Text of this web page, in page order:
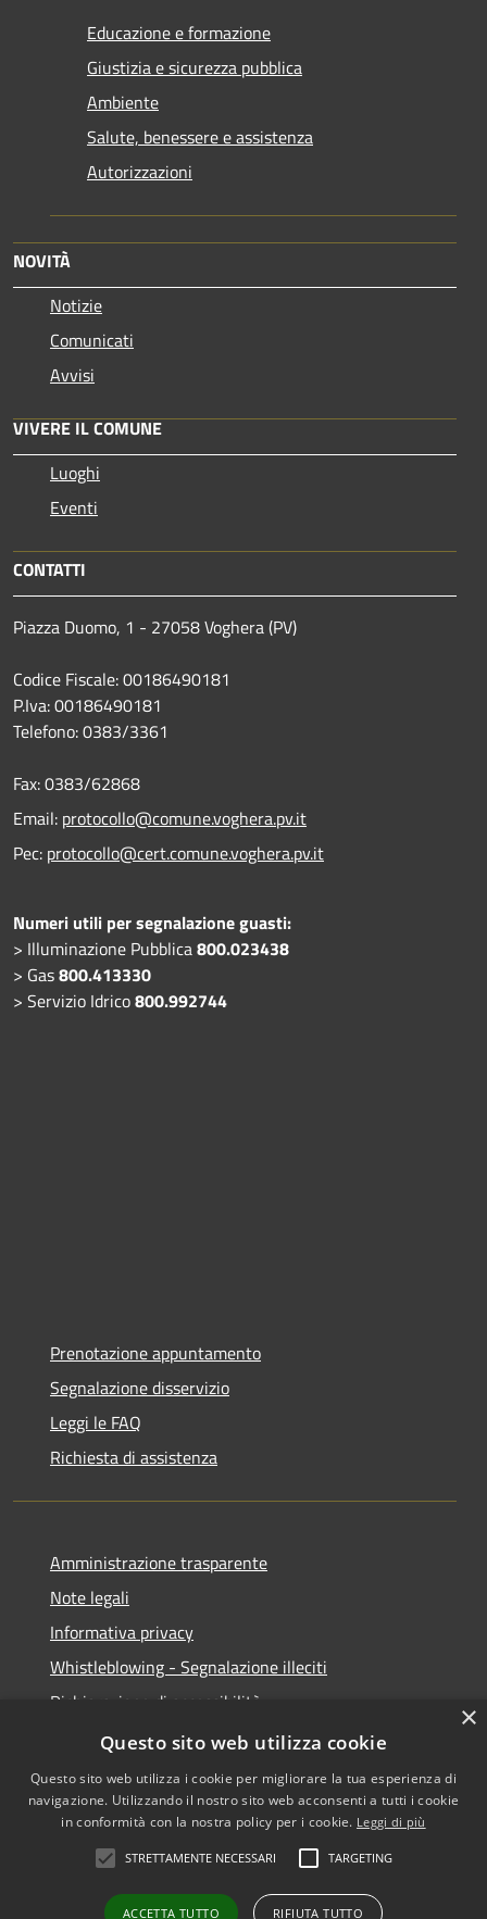
Educazione e formazione
Giustizia e sicurezza pubblica
Ambiente
Salute, benessere e assistenza
Autorizzazioni
NOVITÀ
Notizie
Comunicati
Avvisi
VIVERE IL COMUNE
Luoghi
Eventi
CONTATTI
Piazza Duomo, 1 - 27058 Voghera (PV)
Codice Fiscale: 00186490181
P.Iva: 00186490181
Telefono:0383/3361
Fax:0383/62868
Email: protocollo@comune.voghera.pv.it
Pec: protocollo@cert.comune.voghera.pv.it
Numeri utili per segnalazione guasti:
> Illuminazione Pubblica800.023438
> Gas800.413330
> Servizio Idrico800.992744
Prenotazione appuntamento
Segnalazione disservizio
Leggi le FAQ
Richiesta di assistenza
Amministrazione trasparente
Note legali
Informativa privacy
Whistleblowing - Segnalazione illeciti
Dichiarazione di accessibilità
Obiettivi di acessibilità
Accessibilità
Copyright © 2026 • Comune di
Voghera • Powered by
Municipium•
×
Questo sito web utilizza cookie
Questo sito web utilizza i cookie per migliorare la tua esperienza di
navigazione. Utilizzando il nostro sito web acconsenti a tutti i cookie
in conformità con la nostra policy per i cookie. Leggi di più
STRETTAMENTE NECESSARI TARGETING
ACCETTA TUTTO RIFIUTA TUTTO